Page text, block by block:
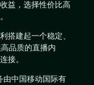
益，选择性价比高
搭建起一个稳定、
品质的直播内
接。
由中国移动国际有